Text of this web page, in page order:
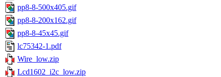
pp8-8-500x405.gif
pp8-8-200x162.gif
pp8-8-45x45.gif
lc75342-1.pdf
Wire_low.zip
Lcd1602_i2c_low.zip